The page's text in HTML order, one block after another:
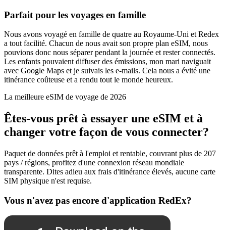
Parfait pour les voyages en famille
Nous avons voyagé en famille de quatre au Royaume-Uni et Redex
a tout facilité. Chacun de nous avait son propre plan eSIM, nous
pouvions donc nous séparer pendant la journée et rester connectés.
Les enfants pouvaient diffuser des émissions, mon mari naviguait
avec Google Maps et je suivais les e-mails. Cela nous a évité une
itinérance coûteuse et a rendu tout le monde heureux.
La meilleure eSIM de voyage de 2026
Êtes-vous prêt à essayer une eSIM et à
changer votre façon de vous connecter?
Paquet de données prêt à l'emploi et rentable, couvrant plus de 207
pays / régions, profitez d'une connexion réseau mondiale
transparente. Dites adieu aux frais d'itinérance élevés, aucune carte
SIM physique n'est requise.
Vous n'avez pas encore d'application RedEx?